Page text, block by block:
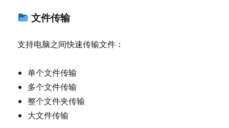
文件传输
支持电脑之间快速传输文件：
单个文件传输
多个文件传输
整个文件夹传输
大文件传输